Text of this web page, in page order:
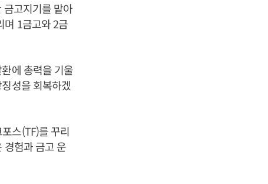
고지기를 맡아
며 1금고와 2금
에 총력을 기울
성을 회복하겠
스(TF)를 꾸리
경험과 금고 운